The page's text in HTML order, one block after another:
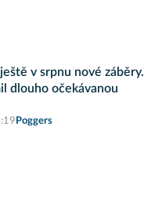
v srpnu nové záběry.
dlouho očekávanou
Poggers